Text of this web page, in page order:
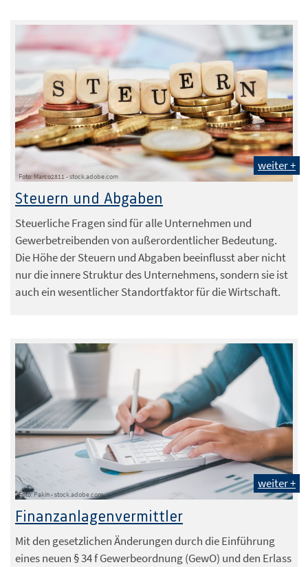
Foto: Marco2811 - stock.adobe.com
weiter +
Steuern und Abgaben
Steuerliche Fragen sind für alle Unternehmen und
Gewerbetreibenden von außerordentlicher Bedeutung.
Die Höhe der Steuern und Abgaben beeinflusst aber nicht
nur die innere Struktur des Unternehmens, sondern sie ist
auch ein wesentlicher Standortfaktor für die Wirtschaft.
Foto: Pakin - stock.adobe.com
weiter +
Finanzanlagenvermittler
Mit den gesetzlichen Änderungen durch die Einführung
eines neuen § 34 f Gewerbeordnung (GewO) und den Erlass